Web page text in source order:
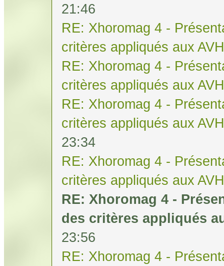
21:46
RE: Xhoromag 4 -
critères appliqués aux AVH
RE: Xhoromag 4 -
critères appliqués aux AVH
RE: Xhoromag 4 -
critères appliqués aux AVH
23:34
RE: Xhoromag 4 -
critères appliqués aux AVH
RE: Xhoromag 4 -
des critères appliqués
23:56
RE: Xhoromag 4 -